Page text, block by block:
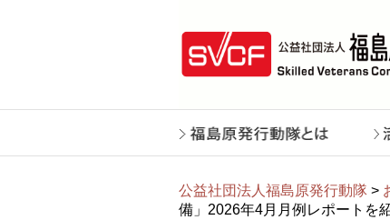
公益社団法人福島原発行動隊 >
備」2026年4月月例レポートを